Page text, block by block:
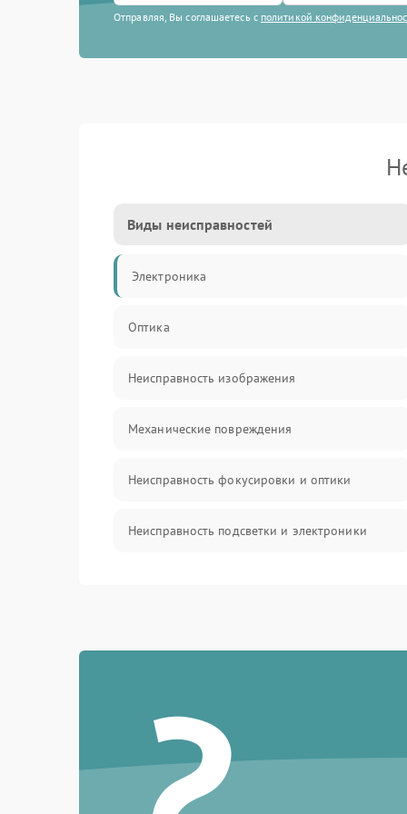
Отправляя, Вы соглашаетесь с политикой
Виды неисправностей
Электроника
Оптика
Неисправность изображения
Механические повреждения
Неисправность фокусировки и оптики
Неисправность подсветки и электроники
Управление
Корпус/Герметичность